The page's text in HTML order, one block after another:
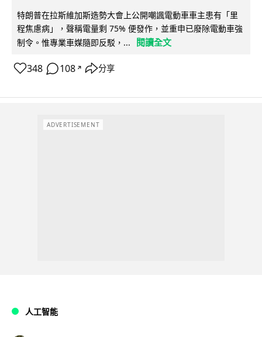
特朗普在拉斯維加斯造勢大會上公開嘲諷電動車車主患有「里
程焦慮病」，聲稱電量剩 75% 便發作，並重申已廢除電動車強
制令。惟專業車媒隨即反駁，...
閱讀全文
348 108 ↗ 分享
ADVERTISEMENT
人工智能